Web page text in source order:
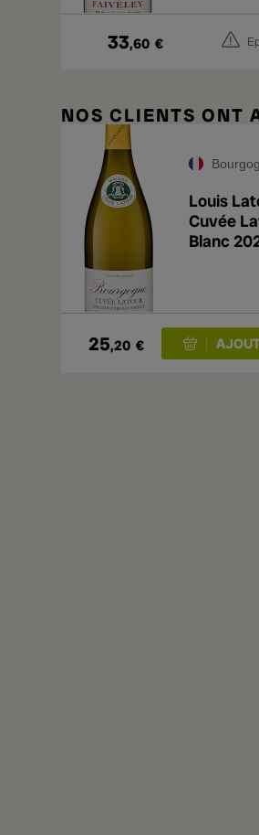
33,60 €
NOS CLIENTS ONT
Louis
Cuvée
Blanc
25,20 €